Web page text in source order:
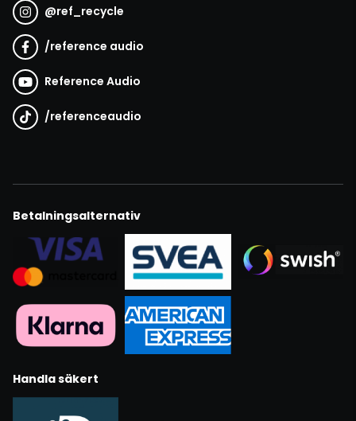
@ref_recycle
/reference audio
Reference Audio
/referenceaudio
Betalningsalternativ
Handla säkert